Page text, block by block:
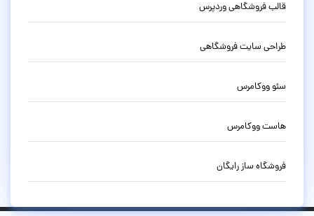
قالب فروشگاهی وردپرس
طراحی سایت فروشگاهی
سئو ووکامرس
هاست ووکامرس
فروشگاه ساز رایگان